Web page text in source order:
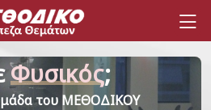
Φυσικός;
του ΜΕΘΟΔΙΚΟΥ